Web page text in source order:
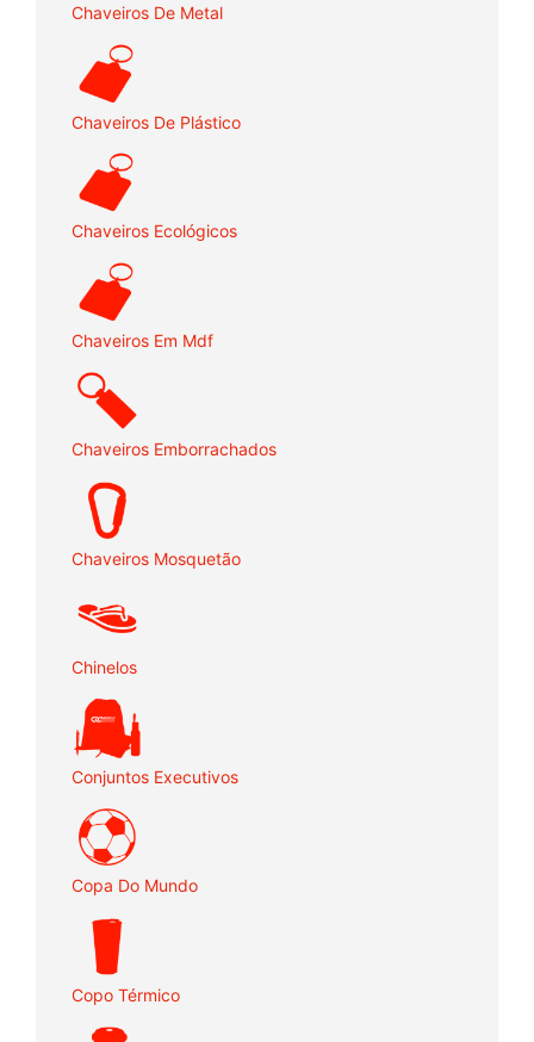
Chaveiros De Metal
Chaveiros De Plástico
Chaveiros Ecológicos
Chaveiros Em Mdf
Chaveiros Emborrachados
Chaveiros Mosquetão
Chinelos
Conjuntos Executivos
Copa Do Mundo
Copo Térmico